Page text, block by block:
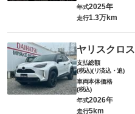
年式2025年
走行1.3万km
ヤリスクロス
支払総額
(税込)(リ済込・追)
車両本体価格
(税込)
年式2026年
走行5km